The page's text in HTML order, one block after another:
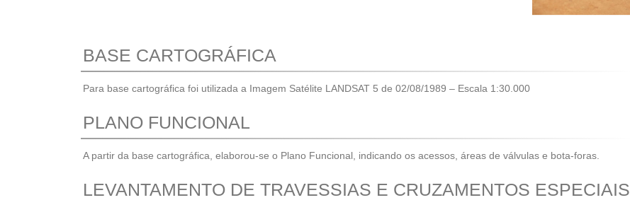
BASE CARTOGRÁFICA
Para base cartográfica foi utilizada a Imagem Satélite LANDSAT 5 de 02/08/1989 – Escala 1:30.000
PLANO FUNCIONAL
A partir da base cartográfica, elaborou-se o Plano Funcional, indicando os acessos, áreas de válvulas e bota-foras.
LEVANTAMENTO DE TRAVESSIAS E CRUZAMENTOS ESPECIAIS